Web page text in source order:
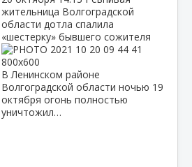
жительница Волгоградской
области дотла спалила
«шестерку» бывшего сожителя
В Ленинском районе
Волгоградской области ночью 19
октября огонь полностью
уничтожил…